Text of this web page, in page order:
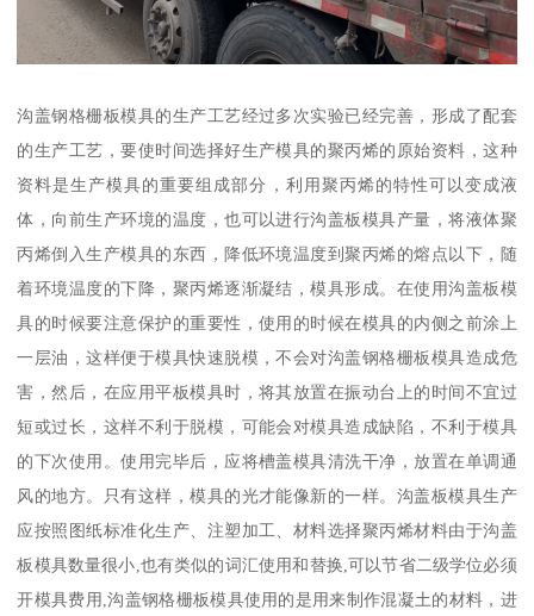
沟盖钢格栅板模具的生产工艺经过多次实验已经完善，形成了配套
的生产工艺，要使时间选择好生产模具的聚丙烯的原始资料，这种
资料是生产模具的重要组成部分，利用聚丙烯的特性可以变成液
体，向前生产环境的温度，也可以进行沟盖板模具产量，将液体聚
丙烯倒入生产模具的东西，降低环境温度到聚丙烯的熔点以下，随
着环境温度的下降，聚丙烯逐渐凝结，模具形成。在使用沟盖板模
具的时候要注意保护的重要性，使用的时候在模具的内侧之前涂上
一层油，这样便于模具快速脱模，不会对沟盖钢格栅板模具造成危
害，然后，在应用平板模具时，将其放置在振动台上的时间不宜过
短或过长，这样不利于脱模，可能会对模具造成缺陷，不利于模具
的下次使用。使用完毕后，应将槽盖模具清洗干净，放置在单调通
风的地方。只有这样，模具的光才能像新的一样。沟盖板模具生产
应按照图纸标准化生产、注塑加工、材料选择聚丙烯材料由于沟盖
板模具数量很小,也有类似的词汇使用和替换,可以节省二级学位必须
开模具费用,沟盖钢格栅板模具使用的是用来制作混凝土的材料，进